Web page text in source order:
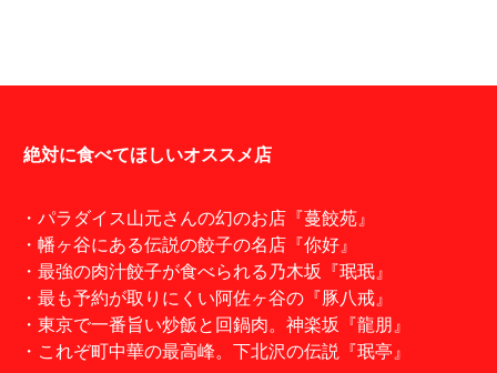
絶対に食べてほしいオススメ店
・パラダイス山元さんの幻のお店『蔓餃苑』
・幡ヶ谷にある伝説の餃子の名店『你好』
・最強の肉汁餃子が食べられる乃木坂『珉珉』
・最も予約が取りにくい阿佐ヶ谷の『豚八戒』
・東京で一番旨い炒飯と回鍋肉。神楽坂『龍朋』
・これぞ町中華の最高峰。下北沢の伝説『珉亭』